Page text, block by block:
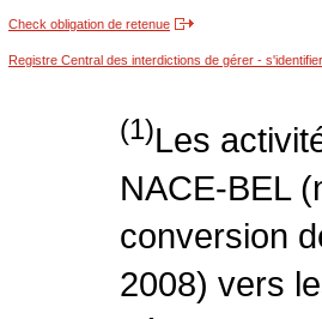
Check obligation de retenue
Registre Central des interdictions de gérer - s'identifier
(1)Les
NACE-BEL
conversion
2008) vers